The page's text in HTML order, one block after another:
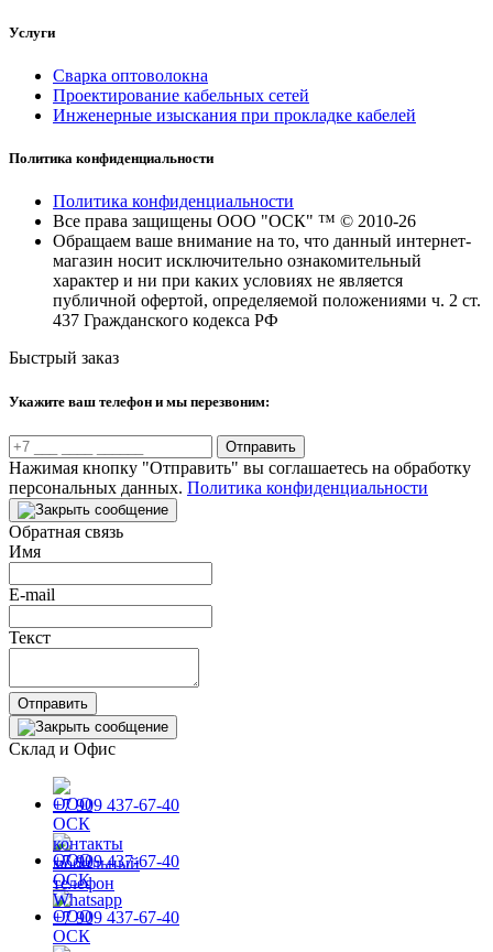
Услуги
Сварка оптоволокна
Проектирование кабельных сетей
Инженерные изыскания при прокладке кабелей
Политика конфиденциальности
Политика конфиденциальности
Все права защищены ООО "ОСК" ™ © 2010-26
Обращаем ваше внимание на то, что данный интернет-
магазин носит исключительно ознакомительный
характер и ни при каких условиях не является
публичной офертой, определяемой положениями ч. 2 ст.
437 Гражданского кодекса РФ
Быстрый заказ
Укажите ваш телефон и мы перезвоним:
Отправить
Нажимая кнопку "Отправить" вы соглашаетесь на обработку
персональных данных. Политика конфиденциальности
Обратная связь
Имя
E-mail
Текст
Отправить
Склад и Офис
+7 909 437-67-40
+7 909 437-67-40
+7 909 437-67-40